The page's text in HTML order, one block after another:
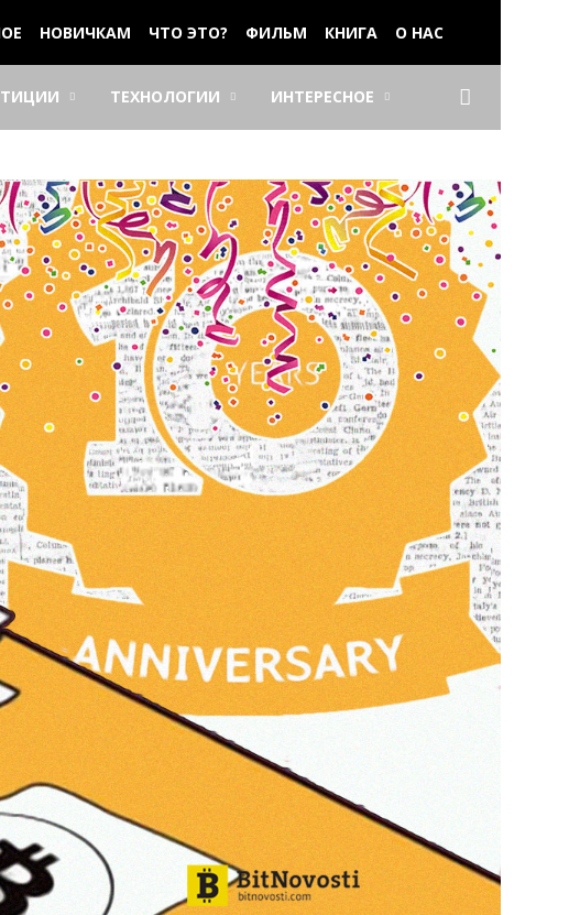
НОВИЧКАМ ЧТО ЭТО? ФИЛЬМ КНИГА О НАС
ТЕХНОЛОГИИ ИНТЕРЕСНОЕ